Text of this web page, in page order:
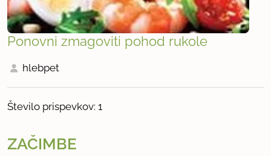
Ponovni zmagoviti pohod rukole
hlebpet
Število prispevkov: 1
ZAČIMBE